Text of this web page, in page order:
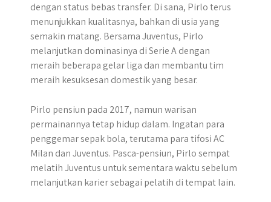
dengan status bebas transfer. Di sana, Pirlo terus
menunjukkan kualitasnya, bahkan di usia yang
semakin matang. Bersama Juventus, Pirlo
melanjutkan dominasinya di Serie A dengan
meraih beberapa gelar liga dan membantu tim
meraih kesuksesan domestik yang besar.
Pirlo pensiun pada 2017, namun warisan
permainannya tetap hidup dalam. Ingatan para
penggemar sepak bola, terutama para tifosi AC
Milan dan Juventus. Pasca-pensiun, Pirlo sempat
melatih Juventus untuk sementara waktu sebelum
melanjutkan karier sebagai pelatih di tempat lain.